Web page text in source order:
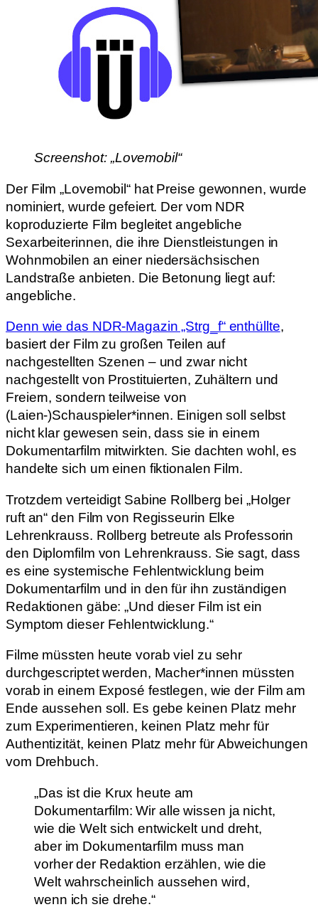
Screenshot: „Lovemobil“
Der Film „Lovemobil“ hat Preise gewonnen, wurde
nominiert, wurde gefeiert. Der vom NDR
koproduzierte Film begleitet angebliche
Sexarbeiterinnen, die ihre Dienstleistungen in
Wohnmobilen an einer niedersächsischen
Landstraße anbieten. Die Betonung liegt auf:
angebliche.
Denn wie das NDR-Magazin „Strg_f“ enthüllte,
basiert der Film zu großen Teilen auf
nachgestellten Szenen – und zwar nicht
nachgestellt von Prostituierten, Zuhältern und
Freiern, sondern teilweise von
(Laien-)Schauspieler*innen. Einigen soll selbst
nicht klar gewesen sein, dass sie in einem
Dokumentarfilm mitwirkten. Sie dachten wohl, es
handelte sich um einen fiktionalen Film.
Trotzdem verteidigt Sabine Rollberg bei „Holger
ruft an“ den Film von Regisseurin Elke
Lehrenkrauss. Rollberg betreute als Professorin
den Diplomfilm von Lehrenkrauss. Sie sagt, dass
es eine systemische Fehlentwicklung beim
Dokumentarfilm und in den für ihn zuständigen
Redaktionen gäbe: „Und dieser Film ist ein
Symptom dieser Fehlentwicklung.“
Filme müssten heute vorab viel zu sehr
durchgescriptet werden, Macher*innen müssten
vorab in einem Exposé festlegen, wie der Film am
Ende aussehen soll. Es gebe keinen Platz mehr
zum Experimentieren, keinen Platz mehr für
Authentizität, keinen Platz mehr für Abweichungen
vom Drehbuch.
„Das ist die Krux heute am
Dokumentarfilm: Wir alle wissen ja nicht,
wie die Welt sich entwickelt und dreht,
aber im Dokumentarfilm muss man
vorher der Redaktion erzählen, wie die
Welt wahrscheinlich aussehen wird,
wenn ich sie drehe.“